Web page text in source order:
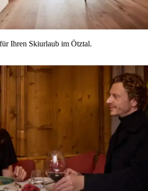
Ihren Skiurlaub im Ötztal.